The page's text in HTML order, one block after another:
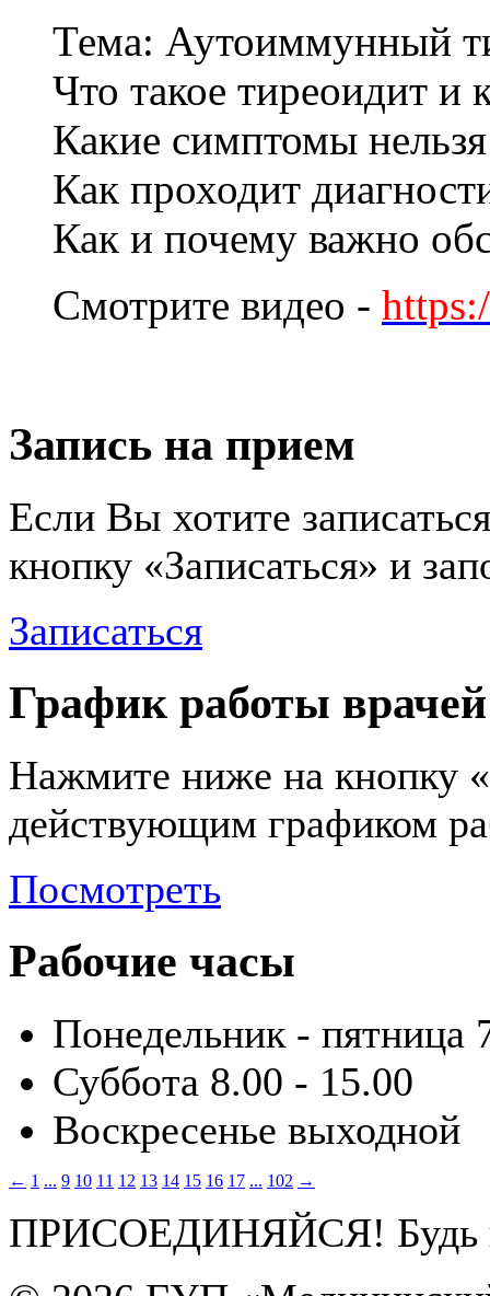
Тема: Аутоиммунный
Что такое тиреоидит и
Какие симптомы
Как проходит
Как и почему важно
Cмотрите видео -
Запись на прием
Если Вы хотите
кнопку «Записаться» и
Записаться
График работы врачей
Нажмите ниже на кнопку
действующим графиком
Посмотреть
Рабочие часы
Понедельник - пятница
Суббота 8.00 - 15.00
Воскресенье выходной
← 1 ... 9 10 11 12 13 14 15 16 17 ... 102 →
ПРИСОЕДИНЯЙСЯ! Будь в